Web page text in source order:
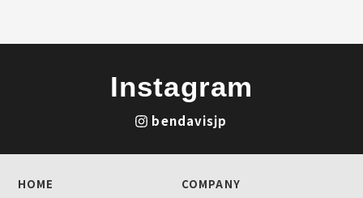
Instagram
bendavisjp
HOME
COMPANY